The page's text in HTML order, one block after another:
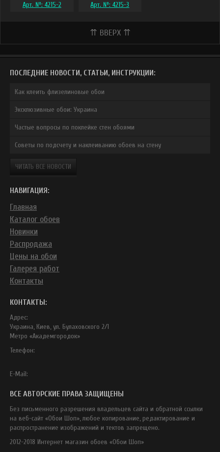
Арт. №: 4215-2 Арт. №: 4215-3
⇈ ВВЕРХ ⇈
ПОСЛЕДНИЕ НОВОСТИ, СТАТЬИ, ИНСТРУКЦИИ:
Как клеить флизелиновые обои
Эксклюзивные обои: Украина
Частые вопросы по поклейке стен обоями
Советы по подсчету и наклеиванию обоев на стену
ЧИТАТЬ ВСЕ НОВОСТИ
НАВИГАЦИЯ:
Главная
Каталог обоев
Новинки
Распродажа
Цены на обои
Галерея работ
Контакты
КОНТАКТЫ:
Адрес:
Украина, Киев, ул. Булаховского 2/1
Метро «Академгородок»
Телефон:
E-Mail:
ВСЕ АВТОРСКИЕ ПРАВА ЗАЩИЩЕНЫ
Без письменного разрешения владельцев сайта и обратной ссылки
на веб-сайт «Обои Шоп», любое копирование, редактирование и
распространение изображений и тектов запрещено.
2012-2018 Интернет магазин обоев «Обои Шоп»